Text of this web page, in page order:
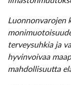
Luonnonvarojen
terveysuhkia ja
hyvinvoivaa
mahdollisuutta